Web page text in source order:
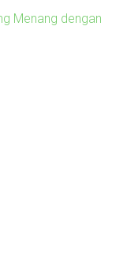
Menang dengan